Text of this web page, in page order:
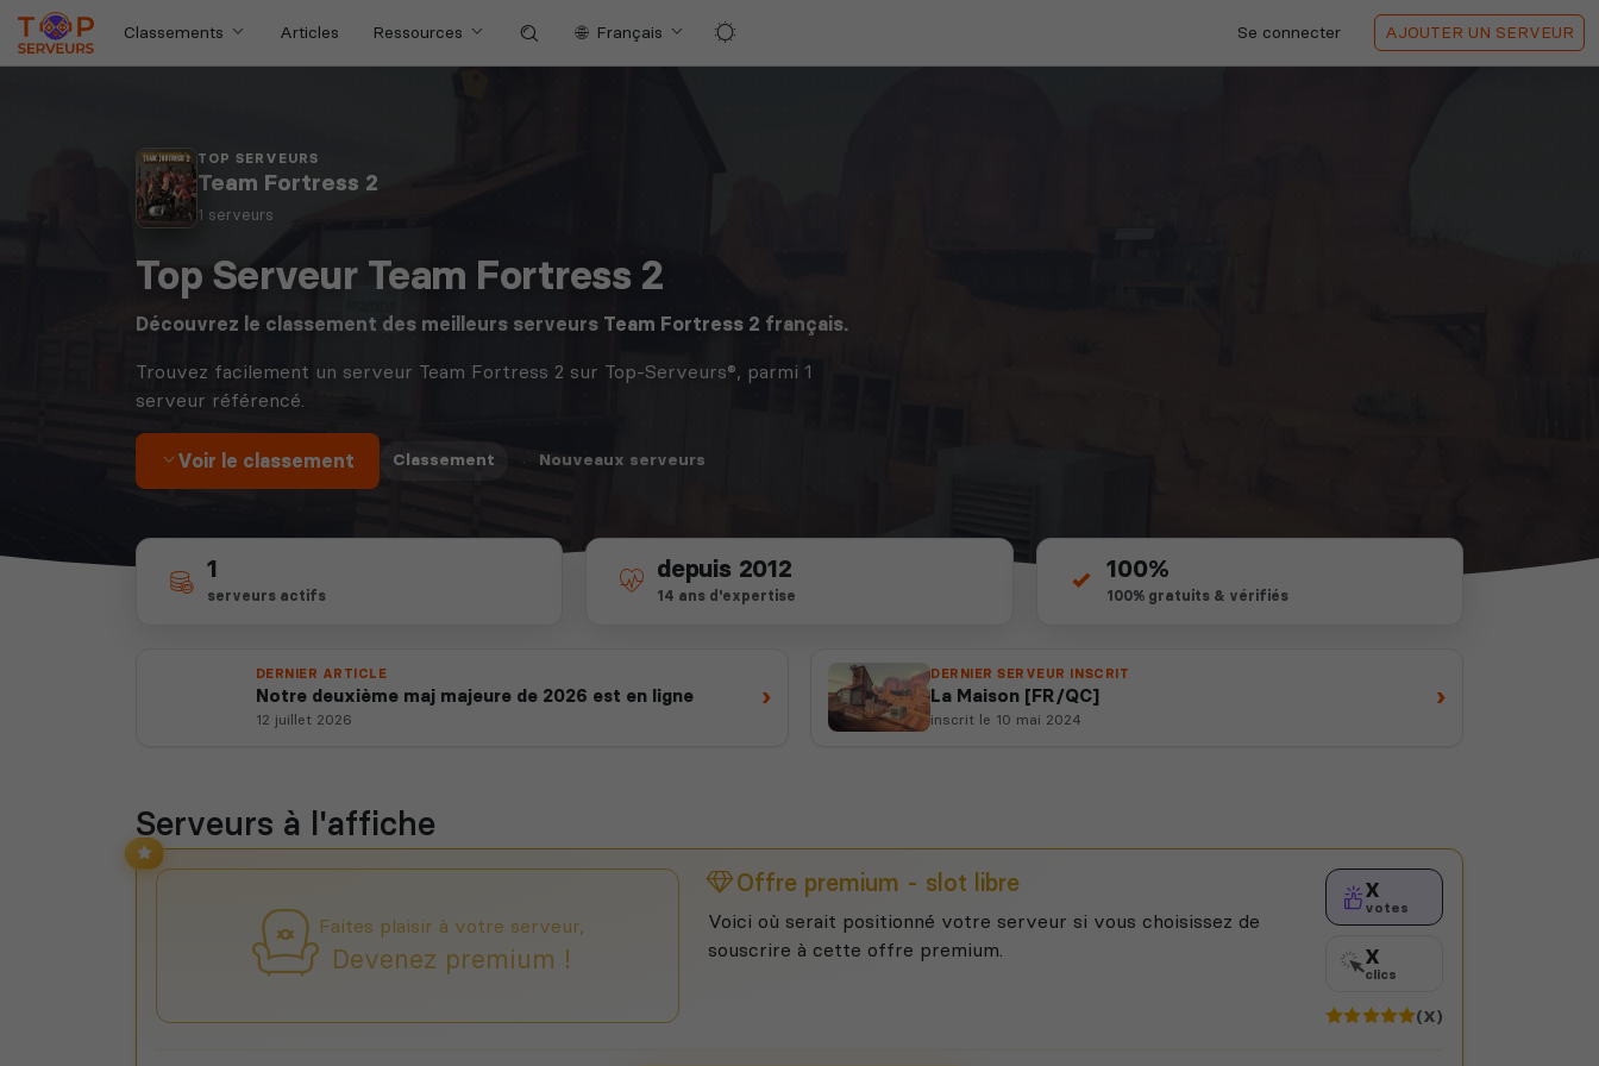
Classements Articles Ressources Français Se connecter AJOUTER UN SERVEUR
TOP SERVEURS
Team Fortress 2
1 serveurs
Top Serveur Team Fortress 2
Découvrez le classement des meilleurs serveurs Team Fortress 2 français.
Trouvez facilement un serveur Team Fortress 2 sur Top-Serveurs®, parmi 1
serveur référencé.
Voir le classement Classement · Nouveaux serveurs
1
serveurs actifs
depuis 2012
14 ans d'expertise
100%
100% gratuits & vérifiés
DERNIER ARTICLE
Notre deuxième maj majeure de 2026 est en ligne
12 juillet 2026
›
DERNIER SERVEUR INSCRIT
La Maison [FR/QC]
inscrit le 10 mai 2024
›
Serveurs à l'affiche
Faites plaisir à votre serveur,
Devenez premium !
Offre premium - slot libre
Voici où serait positionné votre serveur si vous choisissez de
souscrire à cette offre premium.
X
votes
X
clics
(X)